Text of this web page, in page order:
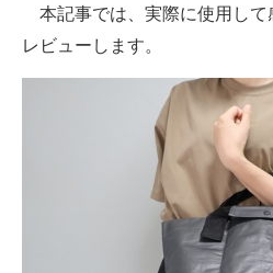
スマホと通信の最新トレンド
進化するPCとデバイスの未来
好きが集まる 比べて選べる
ビジネスと働き方のヒント
本記事では、実際に使用して
レビューします。